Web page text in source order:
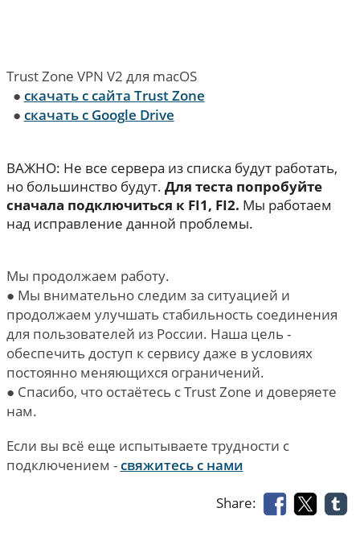
Trust Zone VPN V2 для macOS
● скачать с сайта Trust Zone
● скачать с Google Drive
ВАЖНО: Не все сервера из списка будут работать,
но большинство будут. Для теста попробуйте
сначала подключиться к FI1, FI2. Мы работаем
над исправление данной проблемы.
Мы продолжаем работу.
● Мы внимательно следим за ситуацией и
продолжаем улучшать стабильность соединения
для пользователей из России. Наша цель -
обеспечить доступ к сервису даже в условиях
постоянно меняющихся ограничений.
● Спасибо, что остаётесь с Trust Zone и доверяете
нам.
Если вы всё еще испытываете трудности с
подключением -свяжитесь с нами
Share: